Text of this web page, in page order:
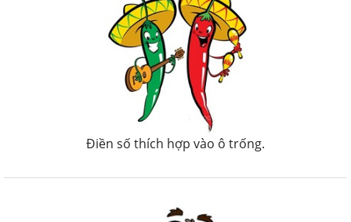
Điền số thích hợp vào ô trống.